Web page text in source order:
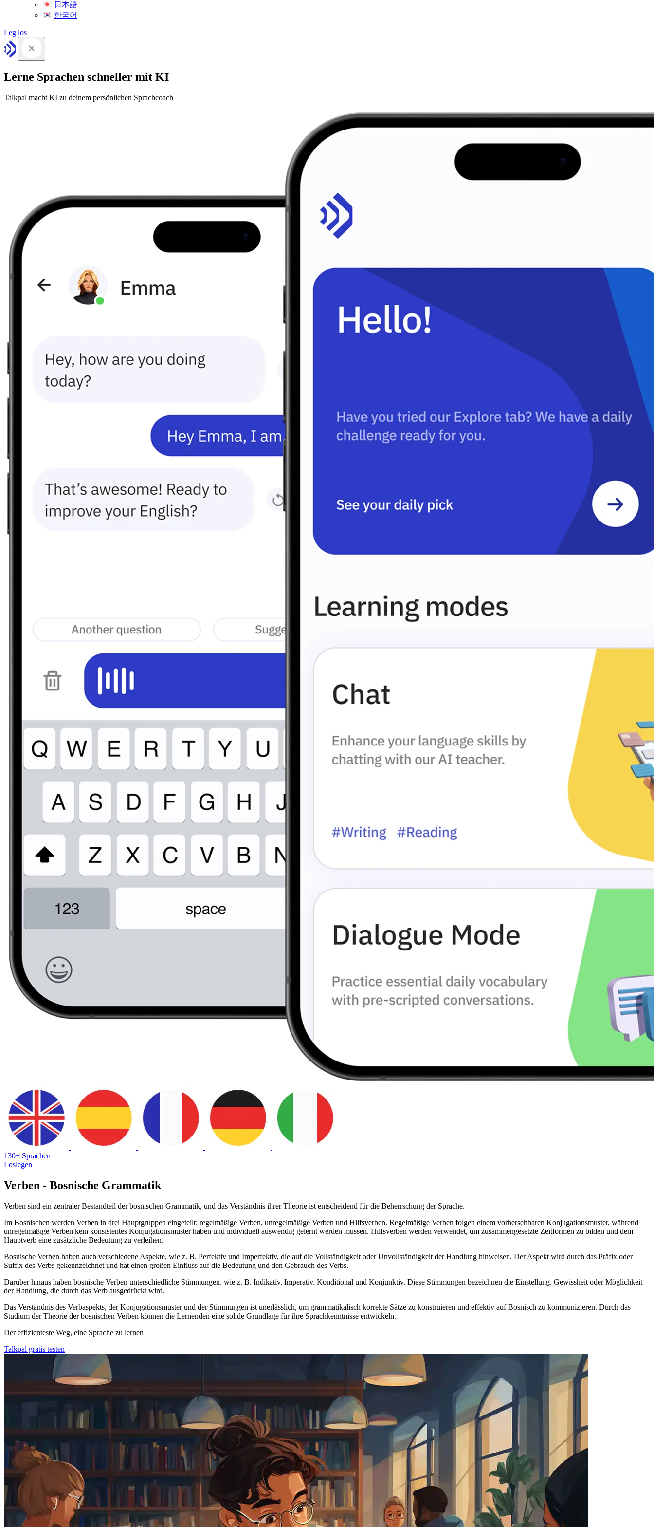
日本語
한국어
Leg los
Lerne Sprachen schneller mit KI
Talkpal macht KI zu deinem persönlichen Sprachcoach
130+ Sprachen
Loslegen
Verben - Bosnische Grammatik
Verben sind ein zentraler Bestandteil der bosnischen Grammatik, und das Verständnis ihrer Theorie ist entscheidend für die Beherrschung der Sprache.
Im Bosnischen werden Verben in drei Hauptgruppen eingeteilt: regelmäßige Verben, unregelmäßige Verben und Hilfsverben. Regelmäßige Verben folgen einem vorhersehbaren Konjugationsmuster, während
unregelmäßige Verben kein konsistentes Konjugationsmuster haben und individuell auswendig gelernt werden müssen. Hilfsverben werden verwendet, um zusammengesetzte Zeitformen zu bilden und dem
Hauptverb eine zusätzliche Bedeutung zu verleihen.
Bosnische Verben haben auch verschiedene Aspekte, wie z. B. Perfektiv und Imperfektiv, die auf die Vollständigkeit oder Unvollständigkeit der Handlung hinweisen. Der Aspekt wird durch das Präfix oder
Suffix des Verbs gekennzeichnet und hat einen großen Einfluss auf die Bedeutung und den Gebrauch des Verbs.
Darüber hinaus haben bosnische Verben unterschiedliche Stimmungen, wie z. B. Indikativ, Imperativ, Konditional und Konjunktiv. Diese Stimmungen bezeichnen die Einstellung, Gewissheit oder Möglichkeit
der Handlung, die durch das Verb ausgedrückt wird.
Das Verständnis des Verbaspekts, der Konjugationsmuster und der Stimmungen ist unerlässlich, um grammatikalisch korrekte Sätze zu konstruieren und effektiv auf Bosnisch zu kommunizieren. Durch das
Studium der Theorie der bosnischen Verben können die Lernenden eine solide Grundlage für ihre Sprachkenntnisse entwickeln.
Der effizienteste Weg, eine Sprache zu lernen
Talkpal gratis testen